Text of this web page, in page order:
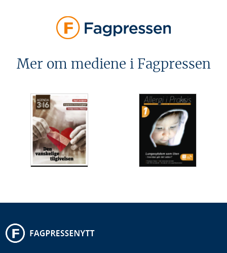
Mer om mediene i Fagpressen